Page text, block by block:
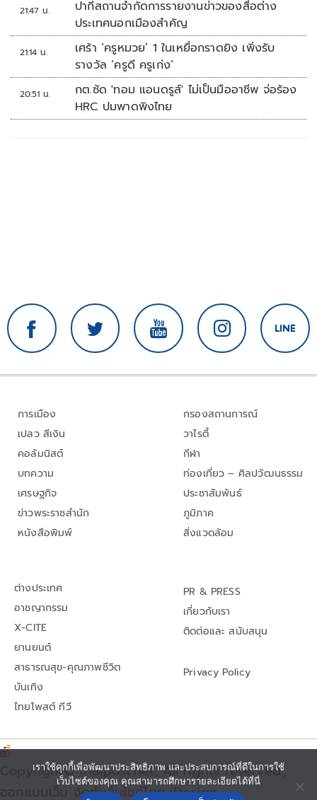
21:47 น.
ปากีสถานจำกัดการรายงานข่าวของสื่อต่าง
ประเทศนอกเมืองสำคัญ
21:14 น.
เศร้า ‘ครูหมวย’ 1 ในเหยื่อกราดยิง เพิ่งรับ
รางวัล ‘ครูดี ครูเก่ง’
20:51 น.
กต.ซัด 'ทอม แอนดรูส์' ไม่เป็นมืออาชีพ จ่อร้อง
HRC ปมพาดพิงไทย
การเมือง
เปลว สีเงิน
คอลัมนิสต์
บทความ
เศรษฐกิจ
ข่าวพระราชสำนัก
หนังสือพิมพ์
กรองสถานการณ์
วาไรตี้
กีฬา
ท่องเที่ยว – ศิลปวัฒนธรรม
ประชาสัมพันธ์
ภูมิภาค
สิ่งแวดล้อม
ต่างประเทศ
อาชญากรรม
X-CITE
ยานยนต์
สาธารณสุข-คุณภาพชีวิต
บันเทิง
ไทยโพสต์ ทีวี
PR & PRESS
เกี่ยวกับเรา
ติดต่อและ สนับสนุน
Privacy Policy
Copyright© thaipost.net, All rights reserved.,
ออกแบบเว็บ จัดทำเว็บไซต์โดย iDesign
เราใช้คุกกี้เพื่อพัฒนาประสิทธิภาพ และประสบการณ์ที่ดีในการใช้
เว็บไซต์ของคุณ คุณสามารถศึกษารายละเอียดได้ที่นี่